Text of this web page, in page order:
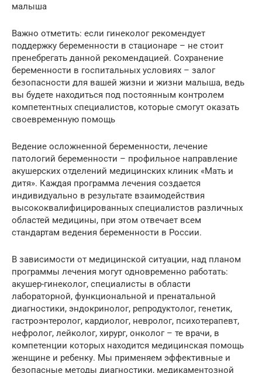
малыша
Важно отметить: если гинеколог рекомендует
поддержку беременности в стационаре – не стоит
пренебрегать данной рекомендацией. Сохранение
беременности в госпитальных условиях – залог
безопасности для вашей жизни и жизни малыша, ведь
вы будете находиться под постоянным контролем
компетентных специалистов, которые смогут оказать
своевременную помощь
Ведение осложненной беременности, лечение
патологий беременности – профильное направление
акушерских отделений медицинских клиник «Мать и
дитя». Каждая программа лечения создается
индивидуально в результате взаимодействия
высококвалифицированных специалистов различных
областей медицины, при этом отвечает всем
стандартам ведения беременности в России.
В зависимости от медицинской ситуации, над планом
программы лечения могут одновременно работать:
акушер-гинеколог, специалисты в области
лабораторной, функциональной и пренатальной
диагностики, эндокринолог, репродуктолог, генетик,
гастроэнтеролог, кардиолог, невролог, психотерапевт,
нефролог, лейколог, хирург, онколог – те врачи, в
компетенции которых находится медицинская помощь
женщине и ребенку. Мы применяем эффективные и
безопасные методы диагностики, медикаментозной